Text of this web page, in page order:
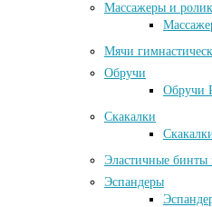
Массажеры и
Мячи
Обручи
Обручи
Скакалки
Эластичные бинты
Эспандеры